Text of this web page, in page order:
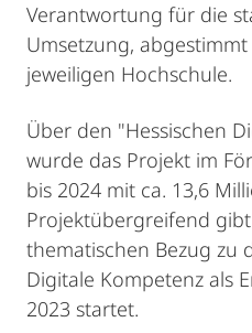
Verantwortung für die
Umsetzung,
jeweiligen Hochschule.
Über den "Hessischen
wurde das Projekt im
bis 2024 mit ca. 13,6
Projektübergreifend
thematischen Bezug zu
Digitale Kompetenz als
2023 startet.